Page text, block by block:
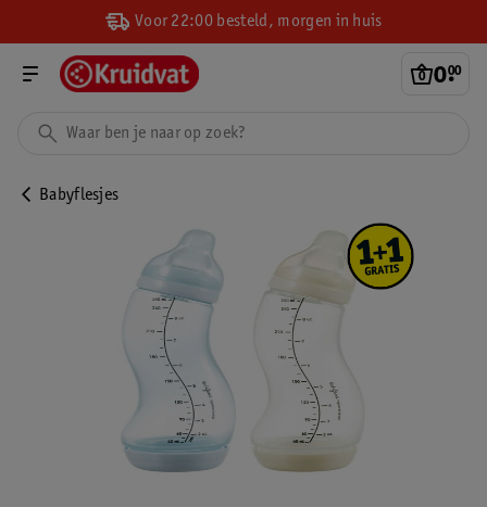
Voor 22:00 besteld, morgen in huis
0.
00
Babyflesjes